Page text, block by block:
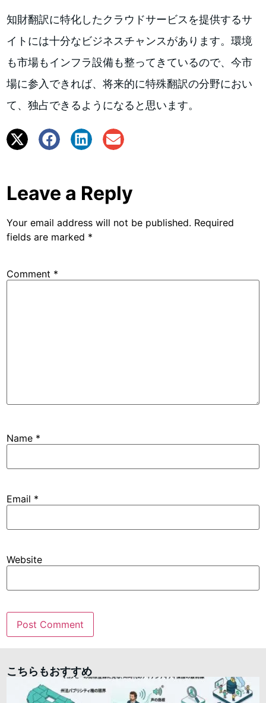
知財翻訳に特化したクラウドサービスを提供するサ
イトには十分なビジネスチャンスがあります。環境
も市場もインフラ設備も整ってきているので、今市
場に参入できれば、将来的に特殊翻訳の分野におい
て、独占できるようになると思います。
Leave a Reply
Your email address will not be published. Required
fields are marked *
Comment *
Name *
Email *
Website
こちらもおすすめ